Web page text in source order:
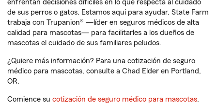
enfrentan decisiones difíciles en lo que respecta al cuidado
de sus perros o gatos. Estamos aquí para ayudar. State Farm
trabaja con Trupanion® —líder en seguros médicos de alta
calidad para mascotas— para facilitarles a los dueños de
mascotas el cuidado de sus familiares peludos.
¿Quiere más información? Para una cotización de seguro
médico para mascotas, consulte a Chad Elder en Portland,
OR.
Comience su cotización de seguro médico para mascotas.